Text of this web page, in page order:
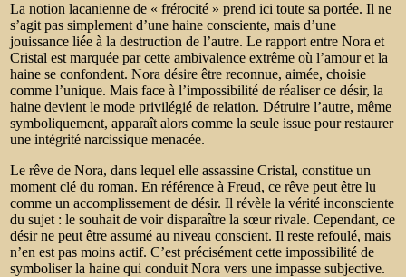
La notion lacanienne de « frérocité » prend ici toute sa portée. Il ne
s’agit pas simplement d’une haine consciente, mais d’une
jouissance liée à la destruction de l’autre. Le rapport entre Nora et
Cristal est marquée par cette ambivalence extrême où l’amour et la
haine se confondent. Nora désire être reconnue, aimée, choisie
comme l’unique. Mais face à l’impossibilité de réaliser ce désir, la
haine devient le mode privilégié de relation. Détruire l’autre, même
symboliquement, apparaît alors comme la seule issue pour restaurer
une intégrité narcissique menacée.
Le rêve de Nora, dans lequel elle assassine Cristal, constitue un
moment clé du roman. En référence à Freud, ce rêve peut être lu
comme un accomplissement de désir. Il révèle la vérité inconsciente
du sujet : le souhait de voir disparaître la sœur rivale. Cependant, ce
désir ne peut être assumé au niveau conscient. Il reste refoulé, mais
n’en est pas moins actif. C’est précisément cette impossibilité de
symboliser la haine qui conduit Nora vers une impasse subjective.